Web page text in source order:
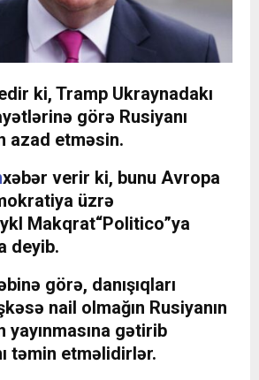
ki, Tramp Ukraynadakı
görə Rusiyanı
azad etməsin.
xəbər verir ki, bunu Avropa
üzrə
Makqrat“Politico”ya
deyib.
görə, danışıqları
nail olmağın Rusiyanın
yayınmasına gətirib
təmin etməlidirlər.